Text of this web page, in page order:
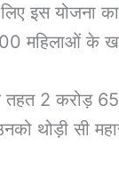
इस योजना
महिलाओं के
2 करोड़
थोड़ी सी